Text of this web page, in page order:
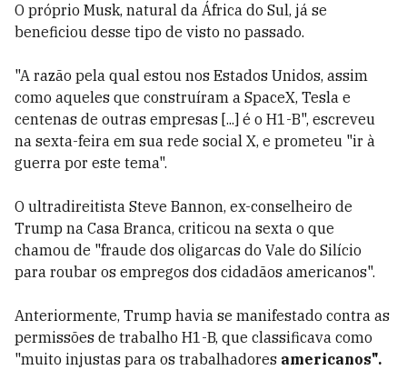
O próprio Musk, natural da África do Sul, já se
beneficiou desse tipo de visto no passado.
"A razão pela qual estou nos Estados Unidos, assim
como aqueles que construíram a SpaceX, Tesla e
centenas de outras empresas [...] é o H1-B", escreveu
na sexta-feira em sua rede social X, e prometeu "ir à
guerra por este tema".
O ultradireitista Steve Bannon, ex-conselheiro de
Trump na Casa Branca, criticou na sexta o que
chamou de "fraude dos oligarcas do Vale do Silício
para roubar os empregos dos cidadãos americanos".
Anteriormente, Trump havia se manifestado contra as
permissões de trabalho H1-B, que classificava como
"muito injustas para os trabalhadores americanos".